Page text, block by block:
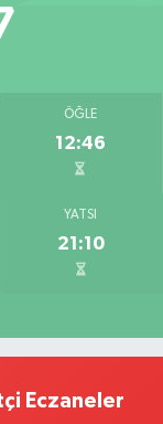
ÖĞLE
12:46
YATSI
21:10
Eczaneler